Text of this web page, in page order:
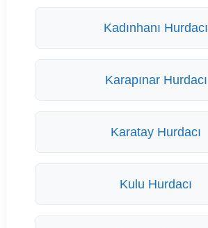
Kadınhanı Hurdacı
Karapınar Hurdacı
Karatay Hurdacı
Kulu Hurdacı